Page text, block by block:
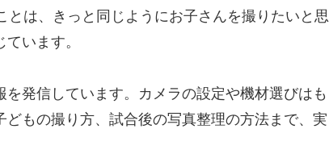
は、きっと同じようにお子さんを撮りたいと思
います。
発信しています。 カメラの設定や機材選びはも
もの撮り方、試合後の写真整理の方法まで、実